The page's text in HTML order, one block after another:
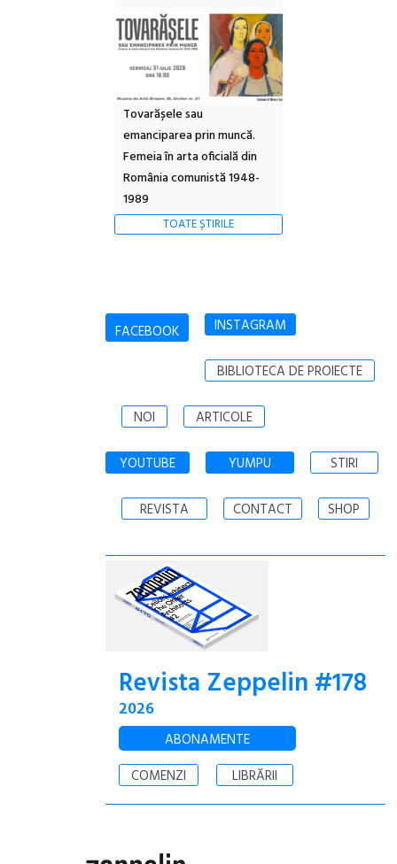
Tovarășele sau
emanciparea prin muncă.
Femeia în arta oficială din
România comunistă 1948-
1989
TOATE ȘTIRILE
FACEBOOK INSTAGRAM
BIBLIOTECA DE PROIECTE
NOI ARTICOLE
YOUTUBE YUMPU STIRI
REVISTA CONTACT SHOP
Revista Zeppelin #178
2026
ABONAMENTE
COMENZI
LIBRĂRII